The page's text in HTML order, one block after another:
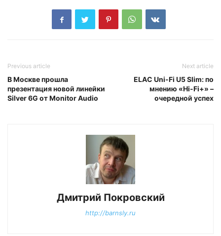
Previous article
В Москве прошла
презентация новой линейки
Silver 6G от Monitor Audio
Next article
ELAC Uni-Fi U5 Slim: по
мнению «Hi-Fi+» –
очередной успех
Дмитрий Покровский
http://barnsly.ru